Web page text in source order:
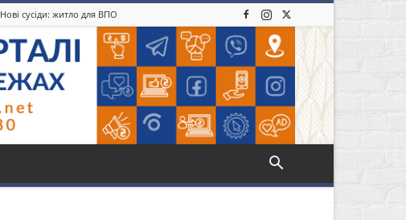
Нові сусіди: житло для ВПО